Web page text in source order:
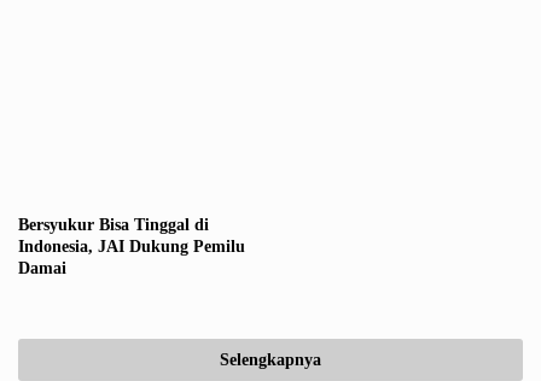
Bersyukur Bisa Tinggal di
Indonesia, JAI Dukung Pemilu
Damai
Selengkapnya